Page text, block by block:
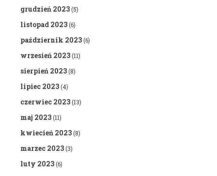
grudzień 2023(5)
listopad 2023(6)
październik 2023(6)
wrzesień 2023(11)
sierpień 2023(8)
lipiec 2023(4)
czerwiec 2023(13)
maj 2023(11)
kwiecień 2023(8)
marzec 2023(3)
luty 2023(6)